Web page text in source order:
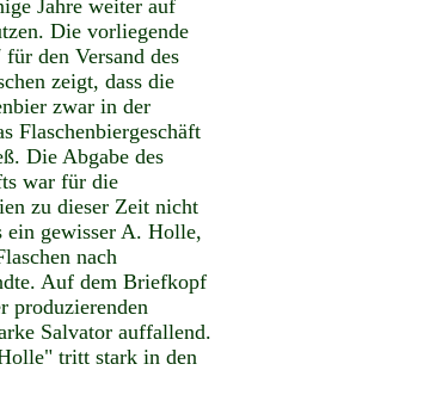
Jahre weiter auf
Die vorliegende
den Versand des
zeigt, dass die
zwar in der
Flaschenbiergeschäft
Die Abgabe des
war für die
zu dieser Zeit nicht
gewisser A. Holle,
nach
Auf dem Briefkopf
produzierenden
Salvator auffallend.
tritt stark in den